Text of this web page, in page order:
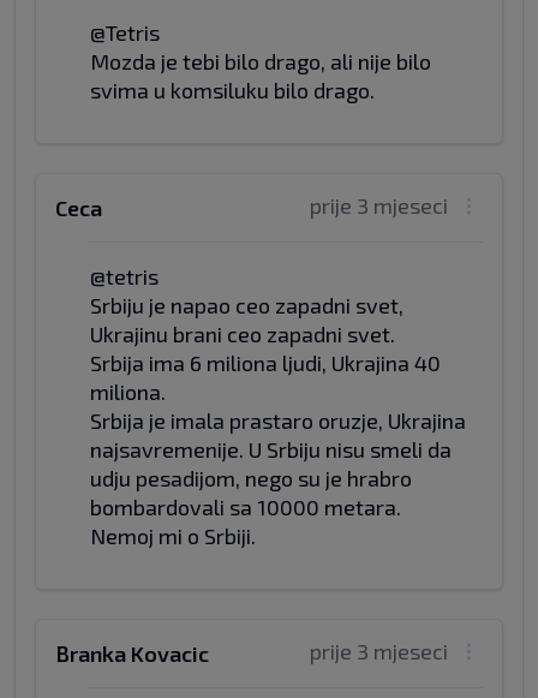
@Tetris
Mozda je tebi bilo drago, ali nije bilo
svima u komsiluku bilo drago.
prije 3 mjeseci
Ceca
@tetris
Srbiju je napao ceo zapadni svet,
Ukrajinu brani ceo zapadni svet.
Srbija ima 6 miliona ljudi, Ukrajina 40
miliona.
Srbija je imala prastaro oruzje, Ukrajina
najsavremenije. U Srbiju nisu smeli da
udju pesadijom, nego su je hrabro
bombardovali sa 10000 metara.
Nemoj mi o Srbiji.
prije 3 mjeseci
Branka Kovacic